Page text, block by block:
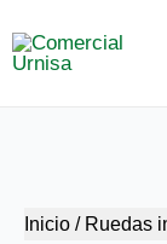
al
Inicio / Ruedas